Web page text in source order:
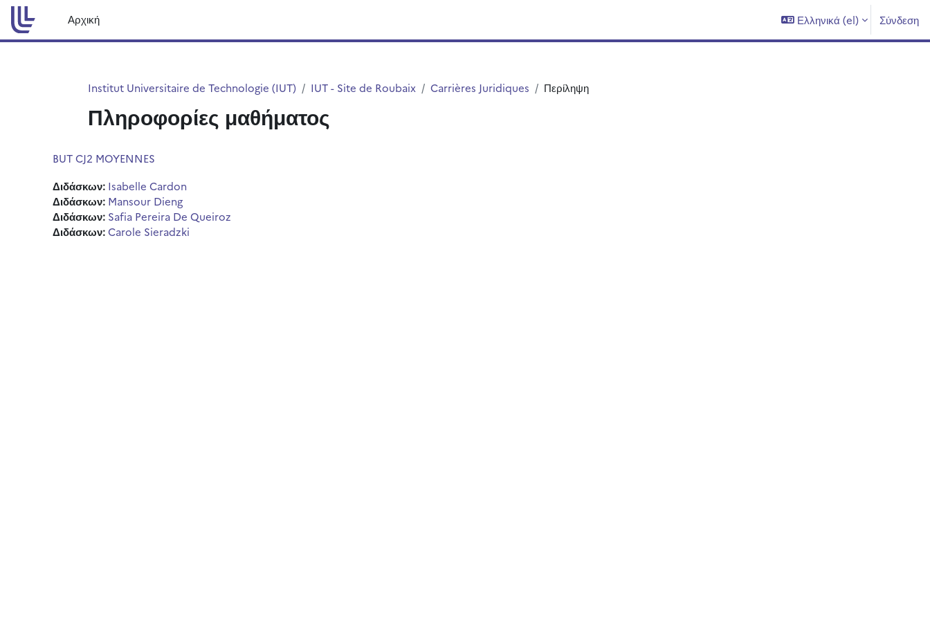
Μετάβαση στο κεντρικό περιεχόμενο
Αρχική
Ελληνικά ‎(el)‎ Σύνδεση
Institut Universitaire de Technologie (IUT) IUT - Site de Roubaix Carrières Juridiques Περίληψη
Πληροφορίες μαθήματος
BUT CJ2 MOYENNES
Διδάσκων: Isabelle Cardon
Διδάσκων: Mansour Dieng
Διδάσκων: Safia Pereira De Queiroz
Διδάσκων:Carole Sieradzki